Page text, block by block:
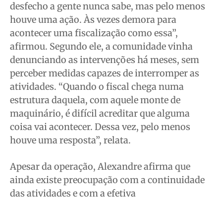
desfecho a gente nunca sabe, mas pelo menos
houve uma ação. Às vezes demora para
acontecer uma fiscalização como essa”,
afirmou. Segundo ele, a comunidade vinha
denunciando as intervenções há meses, sem
perceber medidas capazes de interromper as
atividades. “Quando o fiscal chega numa
estrutura daquela, com aquele monte de
maquinário, é difícil acreditar que alguma
coisa vai acontecer. Dessa vez, pelo menos
houve uma resposta”, relata.
Apesar da operação, Alexandre afirma que
ainda existe preocupação com a continuidade
das atividades e com a efetiva